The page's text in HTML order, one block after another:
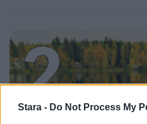
Stara - Do Not Process My
2